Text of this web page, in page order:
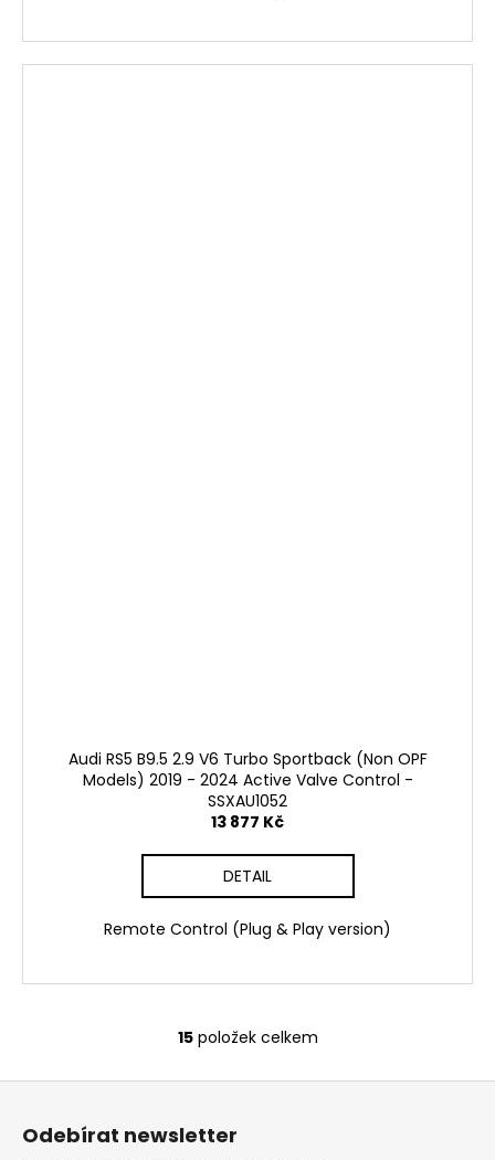
Audi RS5 B9.5 2.9 V6 Turbo Sportback (Non OPF
Models) 2019 - 2024 Active Valve Control -
SSXAU1052
13 877 Kč
DETAIL
Remote Control (Plug & Play version)
O
15položek celkem
Z
Odebírat newsletter